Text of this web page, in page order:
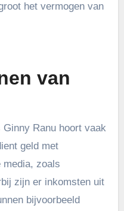
het vermogen van
van
Ranu hoort vaak
geld met
media, zoals
zijn er inkomsten uit
bijvoorbeeld